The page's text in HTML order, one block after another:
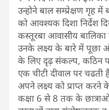
उन्होने बाल सम्प्रेक्षण गृह
को आवश्यक दिशा निर्देश
कस्तूरबा आवासीय बालिका
उनके लक्ष्य के बारे में पूछा
के लिए दृढ़ संकल्प, कठिन
एक चीटी दीवाल पर चढती
अपने लक्ष्य को प्राप्त करने
कक्षा 6 से 8 तक के